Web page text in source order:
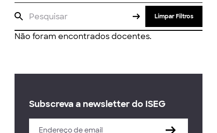
Limpar Filtros
Não foram encontrados docentes.
Subscreva a newsletter do ISEG